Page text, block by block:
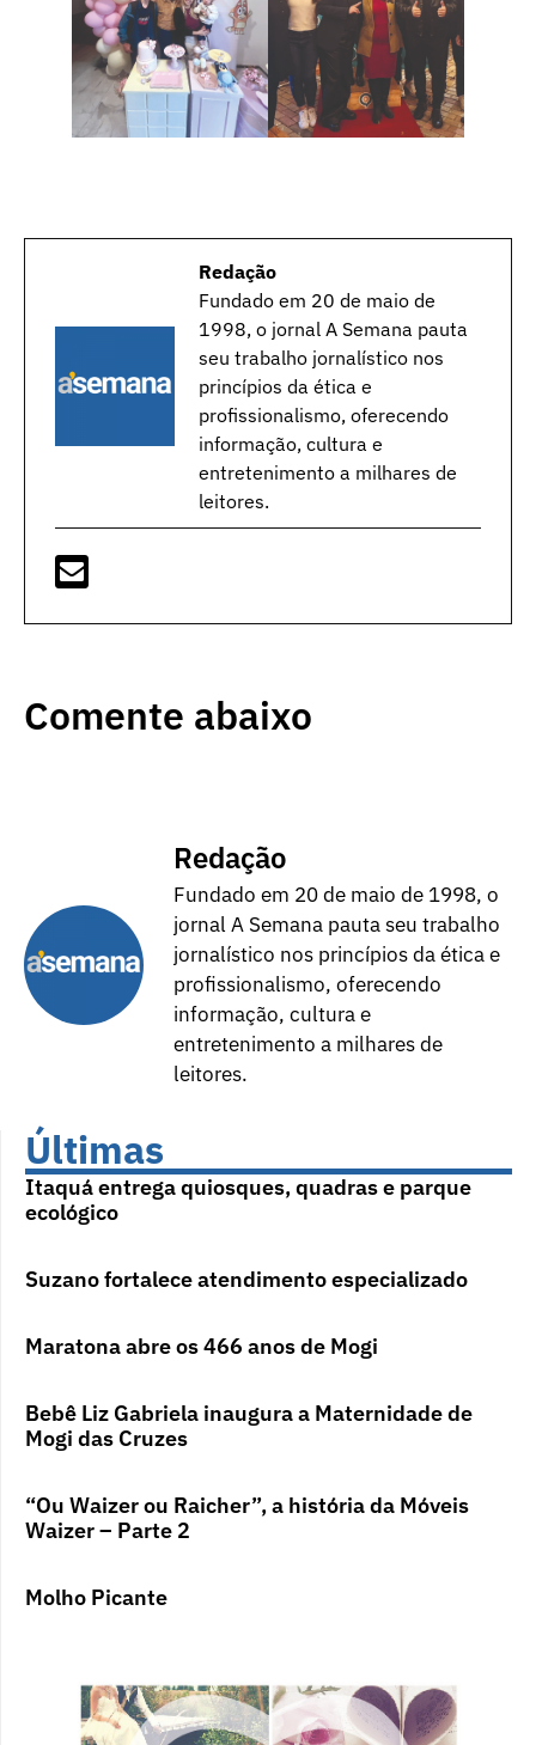
Redação
Fundado em 20 de maio de
1998, o jornal A Semana pauta
seu trabalho jornalístico nos
princípios da ética e
profissionalismo, oferecendo
informação, cultura e
entretenimento a milhares de
leitores.
Comente abaixo
Redação
Fundado em 20 de maio de 1998, o
jornal A Semana pauta seu trabalho
jornalístico nos princípios da ética e
profissionalismo, oferecendo
informação, cultura e
entretenimento a milhares de
leitores.
Últimas
Itaquá entrega quiosques, quadras e parque
ecológico
Suzano fortalece atendimento especializado
Maratona abre os 466 anos de Mogi
Bebê Liz Gabriela inaugura a Maternidade de
Mogi das Cruzes
“Ou Waizer ou Raicher”, a história da Móveis
Waizer – Parte 2
Molho Picante